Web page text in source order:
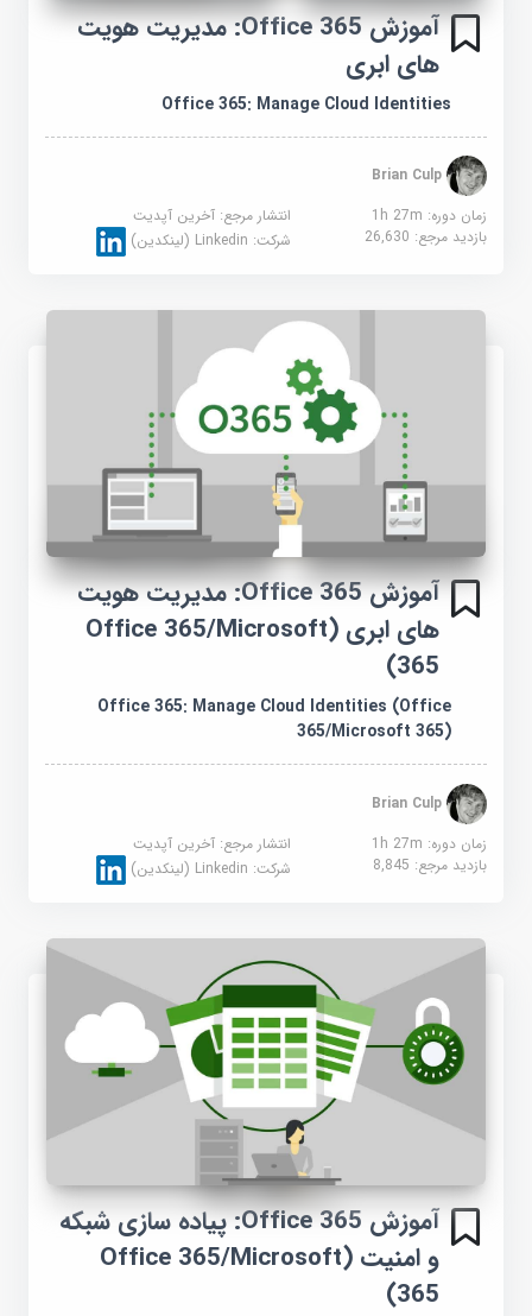
آموزش Office 365: مدیریت هویت
های ابری
Office 365: Manage Cloud Identities
Brian Culp
زمان دوره: 1h 27m
انتشار مرجع:آخرین آپدیت
بازدید مرجع:26,630 شرکت:Linkedin (لینکدین)
آموزش Office 365: مدیریت هویت
های ابری (Office 365/Microsoft
365)
Office 365: Manage Cloud Identities (Office
365/Microsoft 365)
Brian Culp
زمان دوره: 1h 27m
انتشار مرجع:آخرین آپدیت
بازدید مرجع:8,845 شرکت:Linkedin (لینکدین)
آموزش Office 365: پیاده سازی شبکه
و امنیت (Office 365/Microsoft
365)